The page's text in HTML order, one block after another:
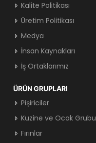
Kalite Politikası
Üretim Politikası
Medya
İnsan Kaynakları
İş Ortaklarımız
ÜRÜN GRUPLARI
Pişiriciler
Kuzine ve Ocak Grubu
Fırınlar